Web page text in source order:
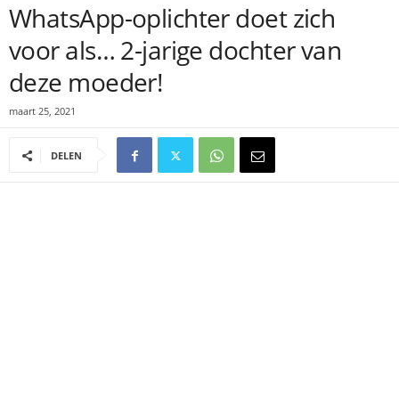
WhatsApp-oplichter doet zich
voor als… 2-jarige dochter van
deze moeder!
maart 25, 2021
DELEN